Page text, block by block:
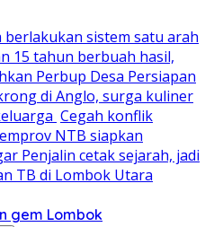
berlakukan sistem satu arah
15 tahun berbuah hasil,
Perbup Desa Persiapan
di Anglo, surga kuliner
Cegah konflik
NTB siapkan
Penjalin cetak sejarah, jadi
TB di Lombok Utara
gem Lombok